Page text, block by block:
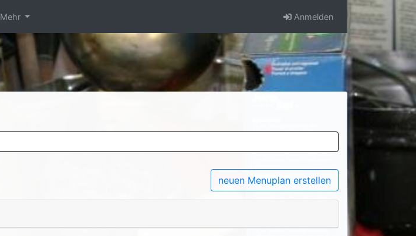
Mehr Anmelden
neuen Menuplan erstellen